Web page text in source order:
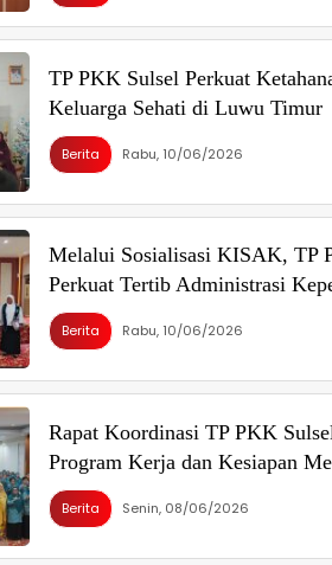
TP PKK Sulsel Perkuat
Keluarga Sehati di Luwu Timur
Berita Rabu, 10/06/2026
Melalui Sosialisasi KISAK, TP
Perkuat Tertib Administrasi
Berita Rabu, 10/06/2026
Rapat Koordinasi TP PKK
Program Kerja dan Kesiapan
Berita Senin, 08/06/2026